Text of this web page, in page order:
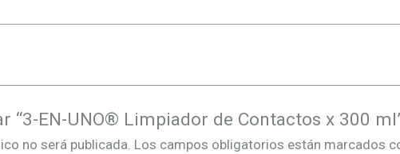
“3-EN-UNO® Limpiador de Contactos x 300
no será publicada. Los campos obligatorios están marcados